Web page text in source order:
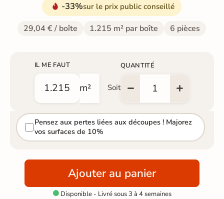
-33%sur le prix public conseillé
29,04 € / boîte 1.215 m² par boîte 6 pièces
IL ME FAUT
m² Soit
QUANTITÉ
Pensez aux pertes liées aux découpes ! Majorez
vos surfaces de 10%
Ajouter au panier
Disponible - Livré sous 3 à 4 semaines